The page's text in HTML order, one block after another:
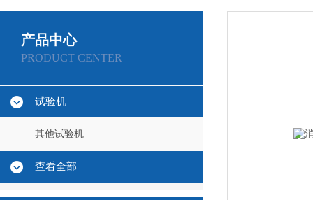
产品中心
PRODUCT CENTER
试验机
其他试验机
查看全部